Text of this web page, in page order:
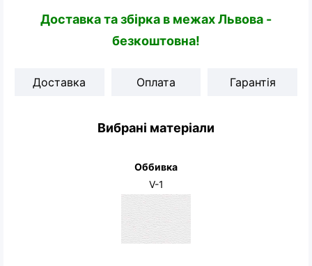
Доставка та збірка в межах Львова -
безкоштовна!
Доставка Оплата Гарантія
Вибрані матеріали
Оббивка
V-1